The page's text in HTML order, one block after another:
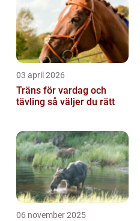
03 april 2026
Träns för vardag och
tävling så väljer du rätt
06 november 2025